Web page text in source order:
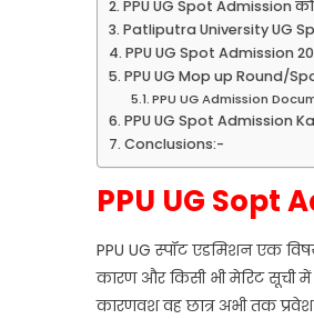
PPU UG Spot
Patliputra University UG
PPU UG Spot Admission
PPU UG Mop up Round/
PPU UG Admission
PPU UG Spot Admission
Conclusions:-
PPU UG Sopt
PPU UG स्पॉट एडमिशन एक
कारण और किसी भी मेरिट सूची
कारणवश वह छात्र अभी तक